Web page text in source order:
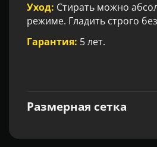
Уход: Стирать можно
режиме. Гладить строго
Гарантия: 5 лет.
Размерная сетка